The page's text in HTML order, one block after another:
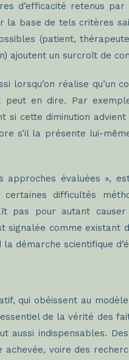
d’efficacité retenus
la base de tels critères
(patient,
ajoutent un surcroît de
réalise qu’un
peut en dire. Par
si cette diminution
s’il la présente lui-
approches évaluées »,
difficultés
pas pour autant
comme existant
démarche scientifique
qui obéissent au
de la vérité des
aussi indispensables.
voire des